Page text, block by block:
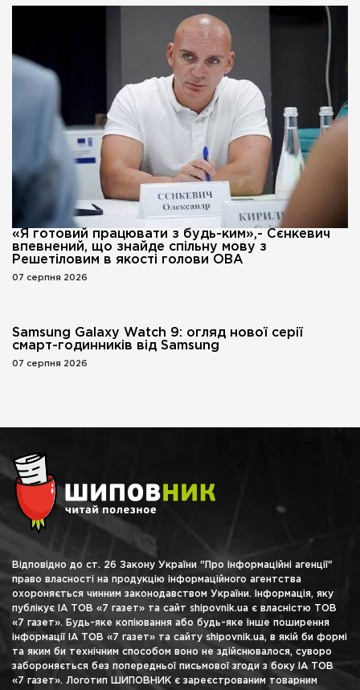
«Я готовий працювати з будь-ким»,- Сєнкевич
впевнений, що знайде спільну мову з
Решетіловим в якості голови ОВА
07 серпня 2026
Samsung Galaxy Watch 9: огляд нової серії
смарт-годинників від Samsung
07 серпня 2026
Відповідно до ст. 26 Закону України "Про інформаційні агенції"
право власності на продукцію інформаційного агентства
охороняється чинним законодавством України. Інформація, яку
публікує ІА ТОВ «7 газет» та сайт shipovnik.ua є власністю ТОВ
«7 газет». Будь-яке копіювання або будь-яке інше поширення
інформації ІА ТОВ «7 газет» та сайту shipovnik.ua, в якій би формі
та яким би технічним способом воно не здійснювалося, суворо
забороняється без попередньої письмової згоди з боку ІА ТОВ
«7 газет». Логотип ШИПОВНИК є зареєстрованим товарним